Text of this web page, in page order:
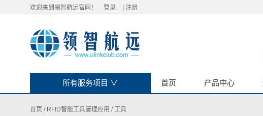
欢迎来到领智航远官网！ 登录 注册
所有服务项目 ∨ 首页 产品中心
首页 / RFID智能工具管理应用 /工具